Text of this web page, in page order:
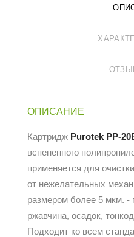
ОПИСАНИЕ
Картридж Purotek PP-
вспененного
применяется для
от нежелательных
размером более 5 мкм. -
ржавчина, осадок,
Подходит ко всем